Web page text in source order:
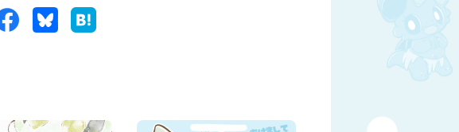
FacebookBluesky